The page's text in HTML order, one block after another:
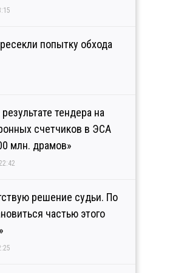
попытку обхода
тендера на
счетчиков в ЭСА
млн. драмов»
решение судьи. По
частью этого